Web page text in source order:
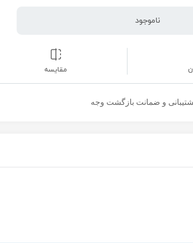
ناموجود
مقایسه
پشتیبانی و ضمانت بازگشت وجه